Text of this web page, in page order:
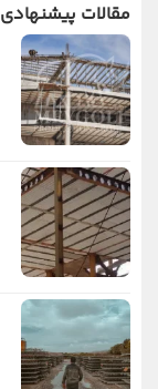
مقالات پیشنهادی